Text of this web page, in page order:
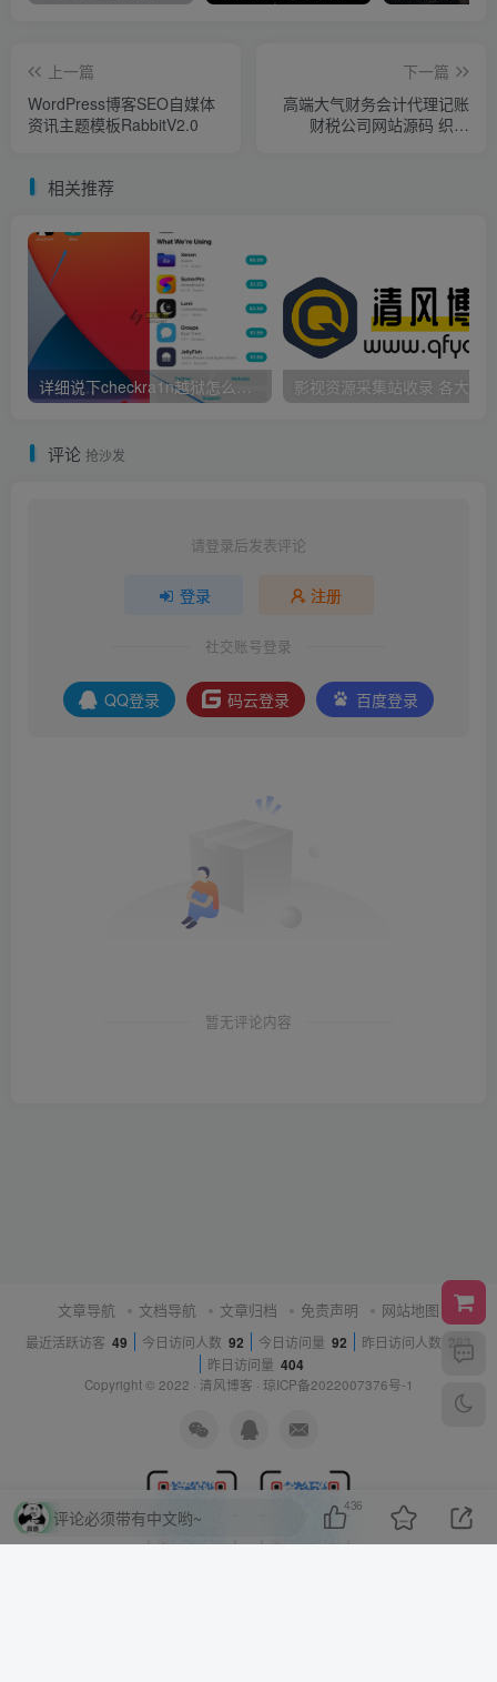
上一篇
WordPress博客SEO自媒体
资讯主题模板RabbitV2.0
下一篇
高端大气财务会计代理记账
财税公司网站源码 织梦
相关推荐
详细说下checkra1n越狱怎么转换基板教程
评论 抢沙发
请登录后发表评论
登录 注册
社交账号登录
QQ登录 码云登录 百度登录
暂无评论内容
文章导航 文档导航 文章归档 免责声明 网站地图
最近活跃访客 49 今日访问人数 92 今日访问量 92 昨日访问人数 283
昨日访问量 404
Copyright © 2022 · 清风博客 · 琼ICP备2022007376号-1
评论必须带有中文哟~
436